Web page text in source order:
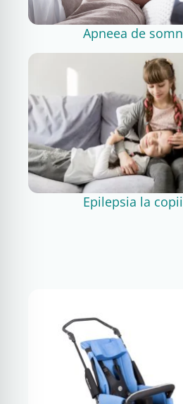
Apneea de somn
Epilepsia la copii